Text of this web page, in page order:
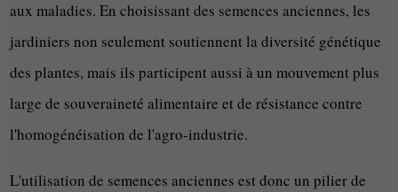
aux maladies. En choisissant des semences anciennes, les
jardiniers non seulement soutiennent la diversité génétique
des plantes, mais ils participent aussi à un mouvement plus
large de souveraineté alimentaire et de résistance contre
l'homogénéisation de l'agro-industrie.
L'utilisation de semences anciennes est donc un pilier de